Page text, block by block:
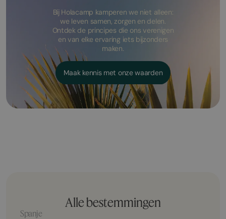
Bij Holacamp kamperen we niet alleen:
we leven samen, zorgen en delen.
Ontdek de principes die ons verenigen
en van elke ervaring iets bijzonders
maken.
Maak kennis met onze waarden
Alle bestemmingen
Spanje